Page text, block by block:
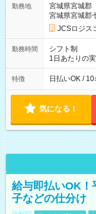
万円／週6日稼働 ・地方郊外エリア 月収40万円／週5日
収40万円~50万円／週6日稼
円 (27歳男性/
(日休み) ■月収80万円(43歳男性/墨田区在住)※元営業 1日200個
勤務地
宮城県宮城郡
宮城県宮城郡
JCSロジス
勤務時間
シフト制
1日あたりの
働8時間） ※
によって時間
特徴 日払いOK /
気になる！
給与即払いOK！
子などの仕分け